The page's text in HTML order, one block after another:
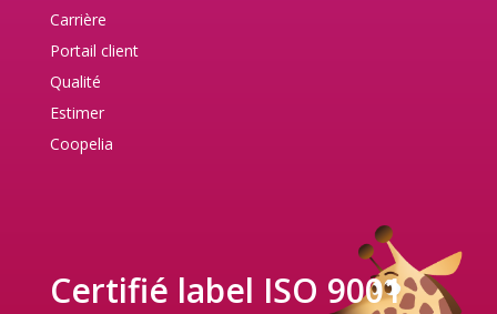
Carrière
Portail client
Qualité
Estimer
Coopelia
Certifié label ISO 9001